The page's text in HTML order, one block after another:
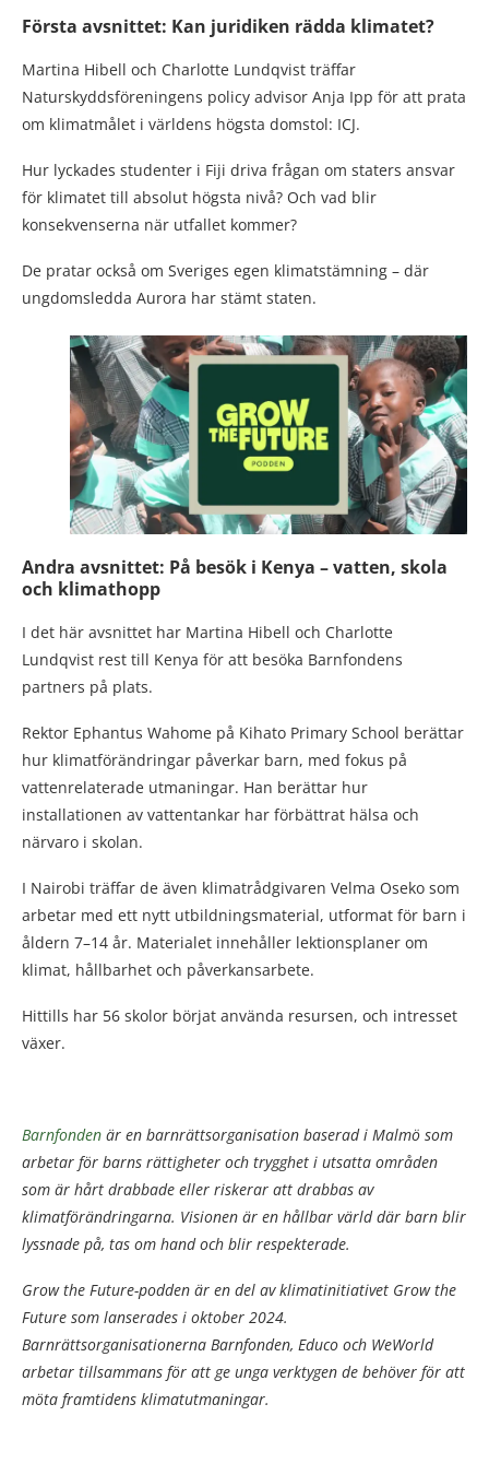
Första avsnittet: Kan juridiken rädda klimatet?
Martina Hibell och Charlotte Lundqvist träffar
Naturskyddsföreningens policy advisor Anja Ipp för att prata
om klimatmålet i världens högsta domstol: ICJ.
Hur lyckades studenter i Fiji driva frågan om staters ansvar
för klimatet till absolut högsta nivå? Och vad blir
konsekvenserna när utfallet kommer?
De pratar också om Sveriges egen klimatstämning – där
ungdomsledda Aurora har stämt staten.
Andra avsnittet: På besök i Kenya – vatten, skola
och klimathopp
I det här avsnittet har Martina Hibell och Charlotte
Lundqvist rest till Kenya för att besöka Barnfondens
partners på plats.
Rektor Ephantus Wahome på Kihato Primary School berättar
hur klimatförändringar påverkar barn, med fokus på
vattenrelaterade utmaningar. Han berättar hur
installationen av vattentankar har förbättrat hälsa och
närvaro i skolan.
I Nairobi träffar de även klimatrådgivaren Velma Oseko som
arbetar med ett nytt utbildningsmaterial, utformat för barn i
åldern 7–14 år. Materialet innehåller lektionsplaner om
klimat, hållbarhet och påverkansarbete.
Hittills har 56 skolor börjat använda resursen, och intresset
växer.
Barnfonden är en barnrättsorganisation baserad i Malmö som
arbetar för barns rättigheter och trygghet i utsatta områden
som är hårt drabbade eller riskerar att drabbas av
klimatförändringarna. Visionen är en hållbar värld där barn blir
lyssnade på, tas om hand och blir respekterade.
Grow the Future-podden är en del av klimatinitiativet Grow the
Future som lanserades i oktober 2024.
Barnrättsorganisationerna Barnfonden, Educo och WeWorld
arbetar tillsammans för att ge unga verktygen de behöver för att
möta framtidens klimatutmaningar.